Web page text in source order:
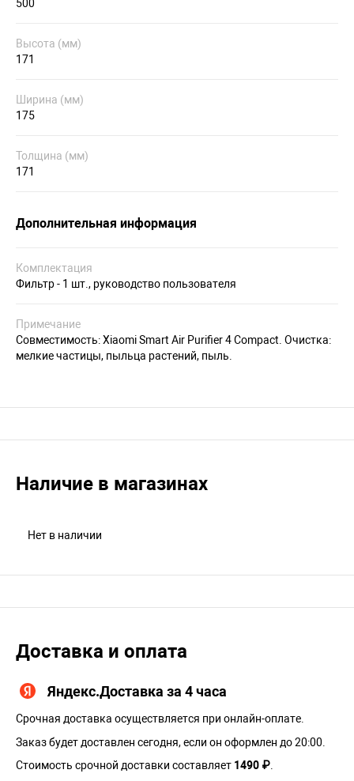
500
Высота (мм)
171
Ширина (мм)
175
Толщина (мм)
171
Дополнительная информация
Комплектация
Фильтр - 1 шт., руководство пользователя
Примечание
Совместимость: Xiaomi Smart Air Purifier 4 Compact. Очистка:
мелкие частицы, пыльца растений, пыль.
Наличие в магазинах
Нет в наличии
Доставка и оплата
Яндекс.Доставка за 4 часа
Срочная доставка осуществляется при онлайн-оплате.
Заказ будет доставлен сегодня, если он оформлен до 20:00.
Стоимость срочной доставки составляет 1490 ₽